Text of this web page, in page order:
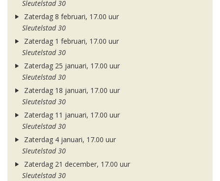
Sleutelstad 30
Zaterdag 8 februari, 17.00 uur
Sleutelstad 30
Zaterdag 1 februari, 17.00 uur
Sleutelstad 30
Zaterdag 25 januari, 17.00 uur
Sleutelstad 30
Zaterdag 18 januari, 17.00 uur
Sleutelstad 30
Zaterdag 11 januari, 17.00 uur
Sleutelstad 30
Zaterdag 4 januari, 17.00 uur
Sleutelstad 30
Zaterdag 21 december, 17.00 uur
Sleutelstad 30